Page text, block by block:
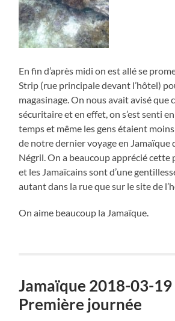
En fin d’après midi on est allé se
Strip (rue principale devant l’hôtel)
magasinage. On nous avait avisé que
sécuritaire et en effet, on s’est senti
temps et même les gens étaient
de notre dernier voyage en Jamaïque
Négril. On a beaucoup apprécié cette
et les Jamaïcains sont d’une
autant dans la rue que sur le site de
On aime beaucoup la Jamaïque.
Jamaïque 2018-03-19
Première journée